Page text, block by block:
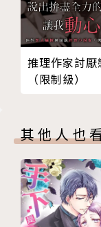
推理作家討厭
（限制級）
其他人也